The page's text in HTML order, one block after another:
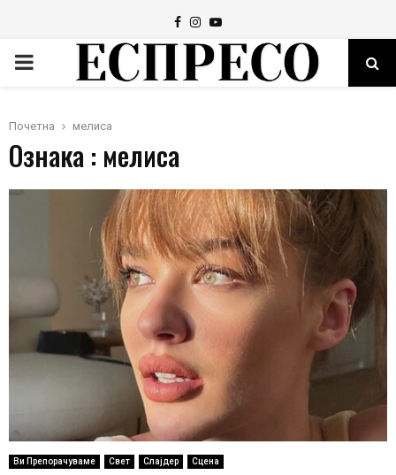
Facebook
Instagram
Youtube
PRIMARY
Почетна мелиса
Ознака : мелиса
Ви Препорачуваме Свет Слајдер Сцена